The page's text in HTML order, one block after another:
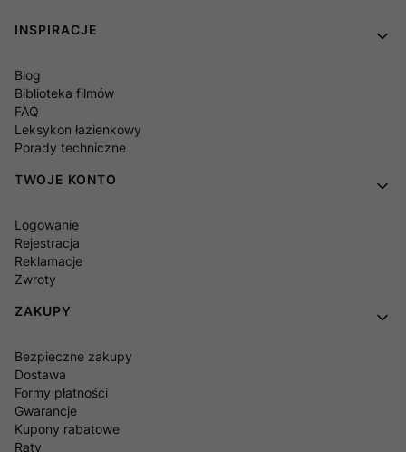
Linki w stopce
INSPIRACJE
Blog
Biblioteka filmów
FAQ
Leksykon łazienkowy
Porady techniczne
TWOJE KONTO
Logowanie
Rejestracja
Reklamacje
Zwroty
ZAKUPY
Bezpieczne zakupy
Dostawa
Formy płatności
Gwarancje
Kupony rabatowe
Raty